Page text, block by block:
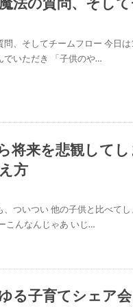
問、そしてチームフロー 今日
でいただき 「子供のや…
将来を悲観して
方
、ついつい 他の子供と比べて
こんなんじゃあ いじ…
る子育てシェア会